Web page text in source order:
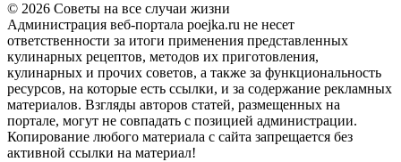
© 2026 Советы на все случаи жизни
Администрация веб-портала poejka.ru не несет
ответственности за итоги применения представленных
кулинарных рецептов, методов их приготовления,
кулинарных и прочих советов, а также за функциональность
ресурсов, на которые есть ссылки, и за содержание рекламных
материалов. Взгляды авторов статей, размещенных на
портале, могут не совпадать с позицией администрации.
Копирование любого материала с сайта запрещается без
активной ссылки на материал!